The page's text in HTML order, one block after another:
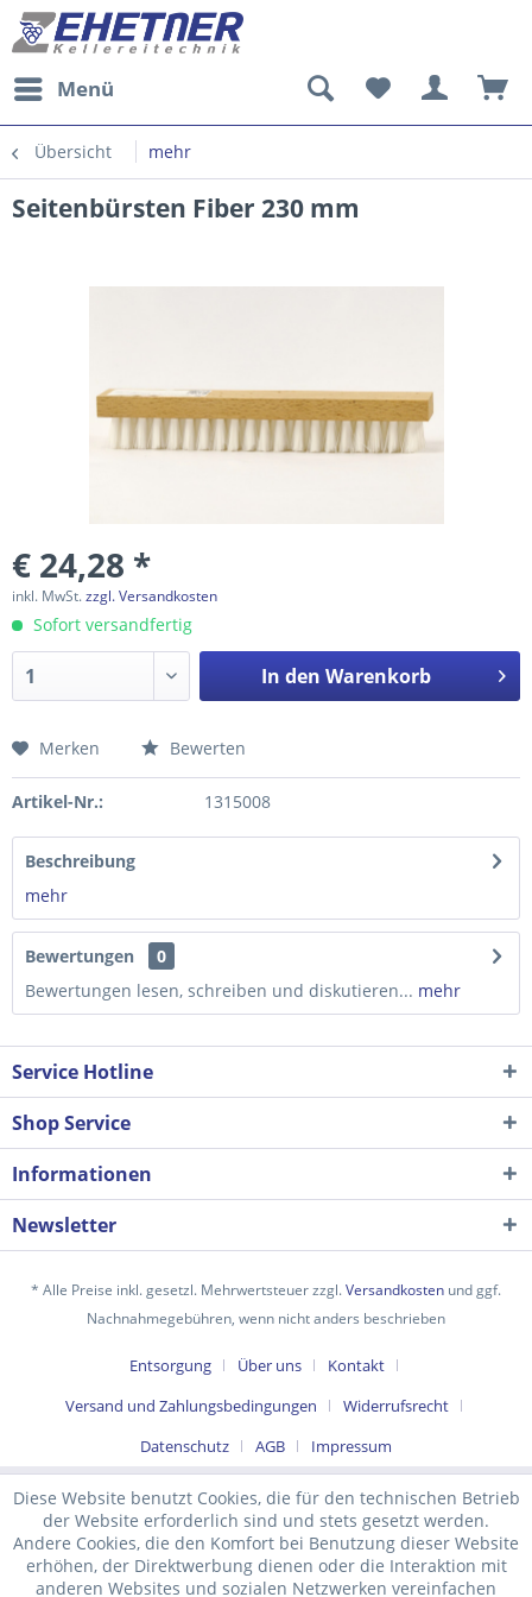
Menü
Übersicht mehr
Seitenbürsten Fiber 230 mm
€ 24,28 *
inkl. MwSt.zzgl. Versandkosten
Sofort versandfertig
In den Warenkorb
Preis anfragen
Ich habe dieDatenschutzerklärunggelesen,
Mit * gekennzeichnete Felder sind Pflichtfelder.
Merken Bewerten
Artikel-Nr.: 1315008
Beschreibung
mehr
Bewertungen
0
Bewertungen lesen, schreiben und diskutieren... mehr
Service Hotline
Shop Service
Informationen
Newsletter
* Alle Preise inkl. gesetzl. Mehrwertsteuer zzgl.Versandkosten und ggf.
Nachnahmegebühren, wenn nicht anders beschrieben
Entsorgung Über uns
Kontakt
Versand und Zahlungsbedingungen
Widerrufsrecht
Datenschutz
AGB Impressum
Diese Website benutzt Cookies, die für den technischen Betrieb
der Website erforderlich sind und stets gesetzt werden.
Andere Cookies, die den Komfort bei Benutzung dieser Website
erhöhen, der Direktwerbung dienen oder die Interaktion mit
anderen Websites und sozialen Netzwerken vereinfachen